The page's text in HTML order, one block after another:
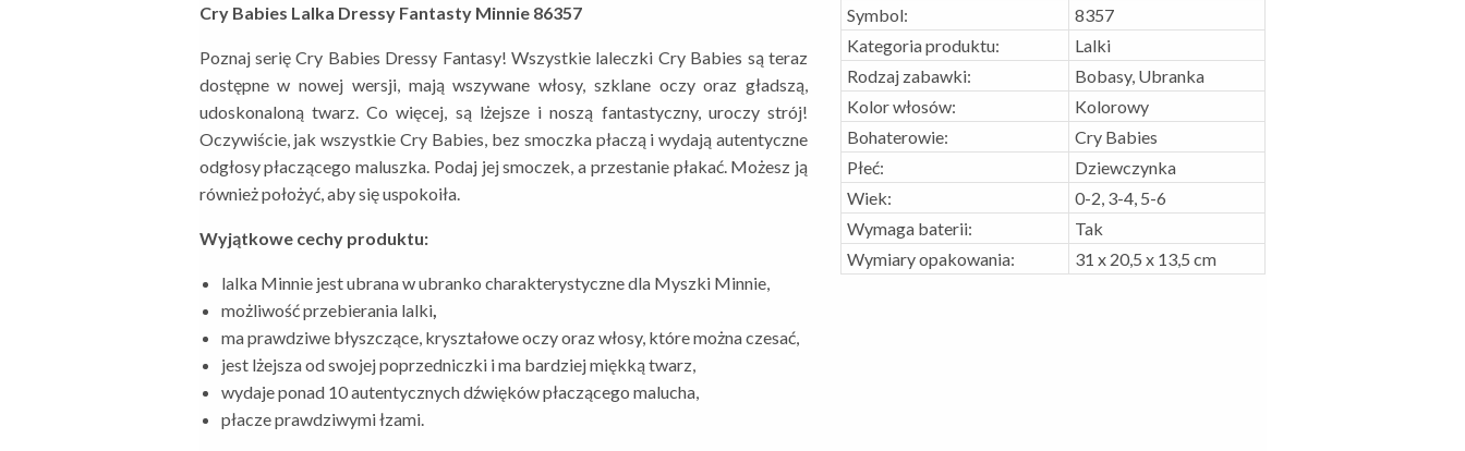
Cry Babies Lalka Dressy Fantasty Minnie 86357
Poznaj serię Cry Babies Dressy Fantasy! Wszystkie laleczki Cry Babies są teraz
dostępne w nowej wersji, mają wszywane włosy, szklane oczy oraz gładszą,
udoskonaloną twarz. Co więcej, są lżejsze i noszą fantastyczny, uroczy strój!
Oczywiście, jak wszystkie Cry Babies, bez smoczka płaczą i wydają autentyczne
odgłosy płaczącego maluszka. Podaj jej smoczek, a przestanie płakać. Możesz ją
również położyć, aby się uspokoiła.
Wyjątkowe cechy produktu:
lalka Minnie jest ubrana w ubranko charakterystyczne dla Myszki Minnie,
możliwość przebierania lalki,
ma prawdziwe błyszczące, kryształowe oczy oraz włosy, które można czesać,
jest lżejsza od swojej poprzedniczki i ma bardziej miękką twarz,
wydaje ponad 10 autentycznych dźwięków płaczącego malucha,
płacze prawdziwymi łzami.
Symbol:
8357
Kategoria produktu:
Lalki
Rodzaj zabawki:
Bobasy, Ubranka
Kolor włosów:
Kolorowy
Bohaterowie:
Cry Babies
Płeć:
Dziewczynka
Wiek:
0-2, 3-4, 5-6
Wymaga baterii:
Tak
Wymiary opakowania:
31 x 20,5 x 13,5 cm